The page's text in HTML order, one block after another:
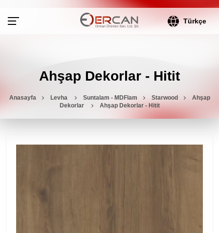
Türkçe
Ahşap Dekorlar - Hitit
Anasayfa Levha Suntalam - MDFlam Starwood
Ahşap
Dekorlar
Ahşap Dekorlar - Hitit